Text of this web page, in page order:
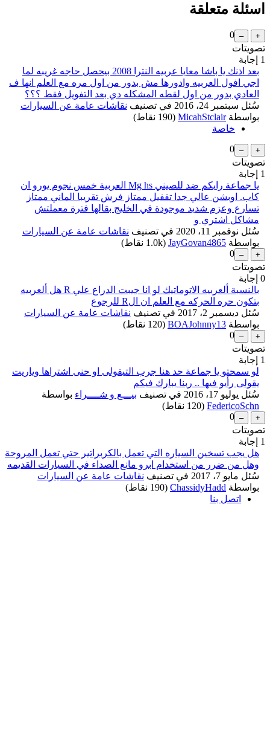
اسئلة متعلقة
0
تصويتات
1 إجابة
بعد اذنك يا باشا معايا عربيه النترا 2008 بيحصل حاجه غريبه لما
اجي افول العربيه وادورها مش بدور من اول مره مع العلم انها ف
العادي بدور من اول لقطه المشكله دي بعد التفويل فقط ؟؟؟
سُئل سبتمبر 24، 2016 في تصنيف نقاشات عامة عن السيارات
بواسطةMicahStclair
(
190 نقاط)
خاصة
0
تصويتات
1 إجابة
يا جماعة رايكم ضد للصيني Mg hs العربية خمس نجوم يورو ان
كاب. اوبشن عالي جدا تقفيل ممتاز فرش تقريبا الماني ممتاز
تسارع وعزم شديد موجودة في الخليج بقالها فترة معملتش
مشاكل اشتري و
سُئل نوفمبر 11، 2020 في تصنيف نقاشات عامة عن السيارات
بواسطة JayGovan4865
(
1.0k نقاط)
0
تصويتات
0 إجابة
بالنسبة ألعربيه الاتوماتيك لو انا جيبت الدراع علي R هل ألعربيه
بتكون حره الحركه مع العلم ان الR للرجوع
سُئل ديسمبر 2، 2017 في تصنيف نقاشات عامة عن السيارات
بواسطة BOAJohnny13
(
120 نقاط)
0
تصويتات
1 إجابة
لو سمحتو يا جماعة حد هنا جرب التيفولى او حنى اشتراها وياريت
يقولى رأيو فيها .. ربنا يبارك فيكم
سُئل يوليو 17، 2016 في تصنيف بيـــع و شــــراء بواسطة
FedericoSchn
(
120 نقاط)
0
تصويتات
1 إجابة
هل يجب تسخين السياره التي تعمل بالكربراتير حتي تعمل المروحة
وهل من ضرر من استخدام ابرو مانع الصداء في السيارات القديمه
سُئل مايو 7، 2017 في تصنيف نقاشات عامة عن السيارات
بواسطة ChassidyHadd
(
190 نقاط)
اتصل بنا
...